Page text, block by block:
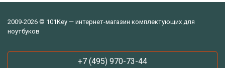
2009-2026 © 101Key — интернет-магазин комплектующих для
ноутбуков
+7 (495) 970-73-44